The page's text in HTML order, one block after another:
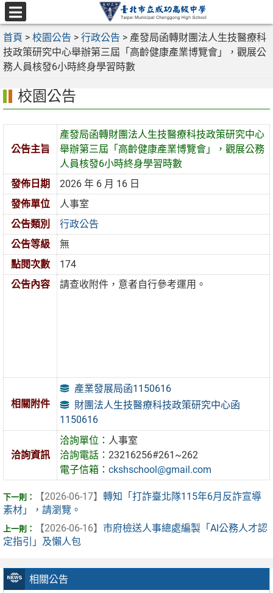
跳
至
主
要
內
選
單
首頁 > 校園公告 > 行政公告 > 產發局函轉財團法人生技醫療科
技政策研究中心舉辦第三屆「高齡健康產業博覽會」，觀展公
務人員核發6小時終身學習時數
相關公告
校園公告
公告主旨
產發局函轉財團法人生技醫療科技政策研究中心
舉辦第三屆「高齡健康產業博覽會」，觀展公務
人員核發6小時終身學習時數
發佈日期
2026 年 6 月 16 日
發佈單位
人事室
公告類別
行政公告
公告等級
無
點閱次數
174
公告內容
請查收附件，意者自行參考運用。
相關附件
產業發展局函1150616
財團法人生技醫療科技政策研究中心函
1150616
洽詢資訊
洽詢單位： 人事室
洽詢電話：23216256#261~262
電子信箱：ckshschool@gmail.com
【2026-06-17】 轉知「打詐臺北隊115年6月反詐宣導
素材」，請瀏覽。
【2026-06-16】 市府檢送人事總處編製「AI公務人才認
定指引」及懶人包